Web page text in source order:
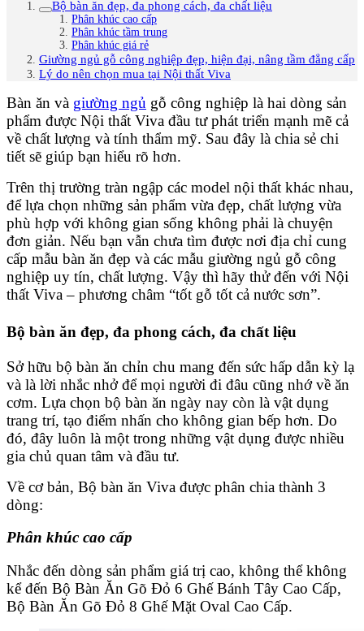
Bộ bàn ăn đẹp, đa phong cách, đa chất liệu
Phân khúc cao cấp
Phân khúc tầm trung
Phân khúc giá rẻ
Giường ngủ gỗ công nghiệp đẹp, hiện đại, nâng tầm đẳng cấp
Lý do nên chọn mua tại Nội thất Viva
Bàn ăn và giường ngủ gỗ công nghiệp là hai dòng sản
phẩm được Nội thất Viva đầu tư phát triển mạnh mẽ cả
về chất lượng và tính thẩm mỹ. Sau đây là chia sẻ chi
tiết sẽ giúp bạn hiểu rõ hơn.
Trên thị trường tràn ngập các model nội thất khác nhau,
để lựa chọn những sản phẩm vừa đẹp, chất lượng vừa
phù hợp với không gian sống không phải là chuyện
đơn giản. Nếu bạn vẫn chưa tìm được nơi địa chỉ cung
cấp mẫu bàn ăn đẹp và các mẫu giường ngủ gỗ công
nghiệp uy tín, chất lượng. Vậy thì hãy thử đến với Nội
thất Viva – phương châm “tốt gỗ tốt cả nước sơn”.
Bộ bàn ăn đẹp, đa phong cách, đa chất liệu
Sở hữu bộ bàn ăn chỉn chu mang đến sức hấp dẫn kỳ lạ
và là lời nhắc nhở để mọi người đi đâu cũng nhớ về ăn
cơm. Lựa chọn bộ bàn ăn ngày nay còn là vật dụng
trang trí, tạo điểm nhấn cho không gian bếp hơn. Do
đó, đây luôn là một trong những vật dụng được nhiều
gia chủ quan tâm và đầu tư.
Về cơ bản, Bộ bàn ăn Viva được phân chia thành 3
dòng:
Phân khúc cao cấp
Nhắc đến dòng sản phẩm giá trị cao, không thể không
kể đến Bộ Bàn Ăn Gõ Đỏ 6 Ghế Bánh Tây Cao Cấp,
Bộ Bàn Ăn Gõ Đỏ 8 Ghế Mặt Oval Cao Cấp.